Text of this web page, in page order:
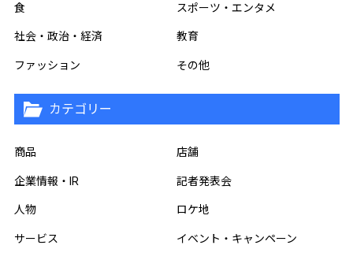
食 スポーツ・エンタメ
社会・政治・経済 教育
ファッション その他
カテゴリー
商品 店舗
企業情報・IR 記者発表会
人物 ロケ地
サービス イベント・キャンペーン